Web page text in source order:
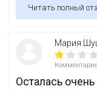
Читать полный
Мария
Осталась